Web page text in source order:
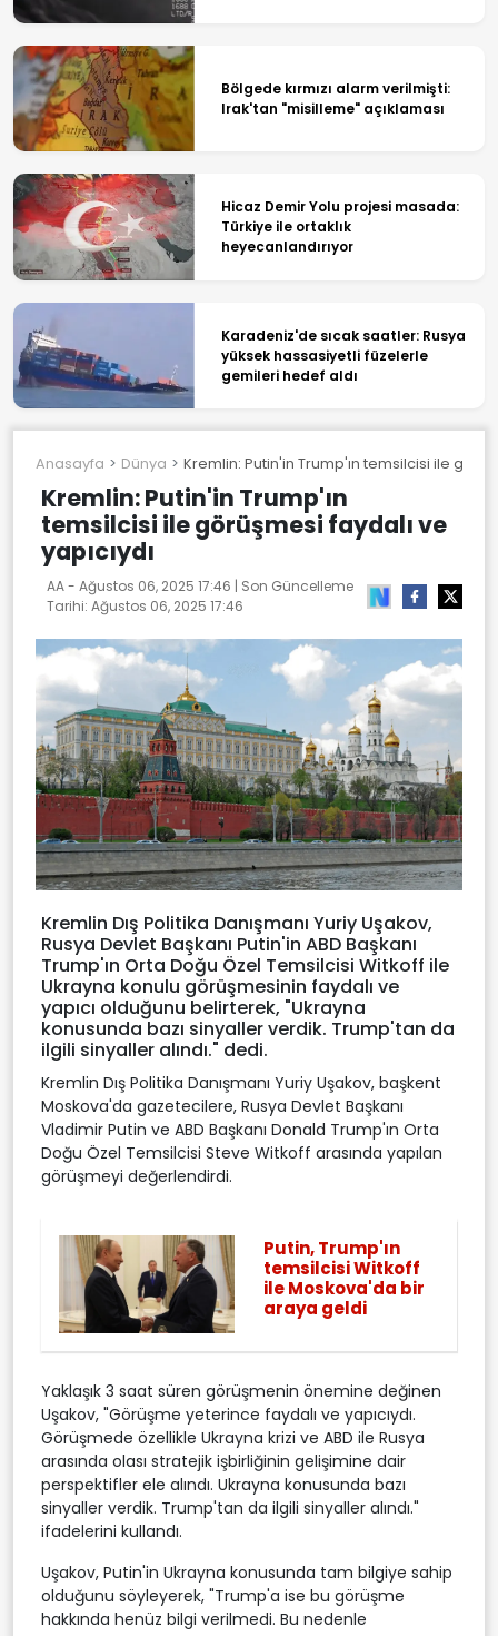
Bölgede kırmızı alarm verilmişti:
Irak'tan "misilleme" açıklaması
Hicaz Demir Yolu projesi masada:
Türkiye ile ortaklık
heyecanlandırıyor
Karadeniz'de sıcak saatler: Rusya
yüksek hassasiyetli füzelerle
gemileri hedef aldı
Anasayfa Dünya Kremlin: Putin'in Trump'ın temsilcisi ile
Kremlin: Putin'in Trump'ın
temsilcisi ile görüşmesi faydalı ve
yapıcıydı
AA - Ağustos 06, 2025 17:46 | Son Güncelleme
Tarihi: Ağustos 06, 2025 17:46
Kremlin Dış Politika Danışmanı Yuriy Uşakov,
Rusya Devlet Başkanı Putin'in ABD Başkanı
Trump'ın Orta Doğu Özel Temsilcisi Witkoff ile
Ukrayna konulu görüşmesinin faydalı ve
yapıcı olduğunu belirterek, "Ukrayna
konusunda bazı sinyaller verdik. Trump'tan da
ilgili sinyaller alındı." dedi.
Kremlin Dış Politika Danışmanı Yuriy Uşakov, başkent
Moskova'da gazetecilere, Rusya Devlet Başkanı
Vladimir Putin ve ABD Başkanı Donald Trump'ın Orta
Doğu Özel Temsilcisi Steve Witkoff arasında yapılan
görüşmeyi değerlendirdi.
Putin, Trump'ın
temsilcisi Witkoff
ile Moskova'da bir
araya geldi
Yaklaşık 3 saat süren görüşmenin önemine değinen
Uşakov, "Görüşme yeterince faydalı ve yapıcıydı.
Görüşmede özellikle Ukrayna krizi ve ABD ile Rusya
arasında olası stratejik işbirliğinin gelişimine dair
perspektifler ele alındı. Ukrayna konusunda bazı
sinyaller verdik. Trump'tan da ilgili sinyaller alındı."
ifadelerini kullandı.
Uşakov, Putin'in Ukrayna konusunda tam bilgiye sahip
olduğunu söyleyerek, "Trump'a ise bu görüşme
hakkında henüz bilgi verilmedi. Bu nedenle